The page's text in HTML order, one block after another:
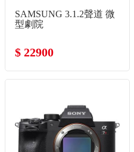
SAMSUNG 3.1.2聲道 微
型劇院
$ 22900